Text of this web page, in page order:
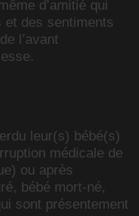
d’amitié qui
et des sentiments
l’avant
leur(s) bébé(s)
médicale de
ou après
bébé mort-né,
sont présentement